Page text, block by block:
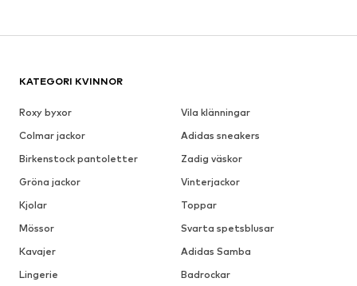
KATEGORI KVINNOR
Roxy byxor
Vila klänningar
Colmar jackor
Adidas sneakers
Birkenstock pantoletter
Zadig väskor
Gröna jackor
Vinterjackor
Kjolar
Toppar
Mössor
Svarta spetsblusar
Kavajer
Adidas Samba
Lingerie
Badrockar